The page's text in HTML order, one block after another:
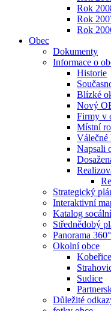
Rok
Rok
Rok
Obec
Dokumenty
Informace o
Historie
Blízké
Nový
Firmy v
Místní
Válečné
Napsali
Strategický
Interaktivní
Katalog
Střednědobý
Panorama 360°
Okolní obce
Kobeřice
Sudice
Důležité